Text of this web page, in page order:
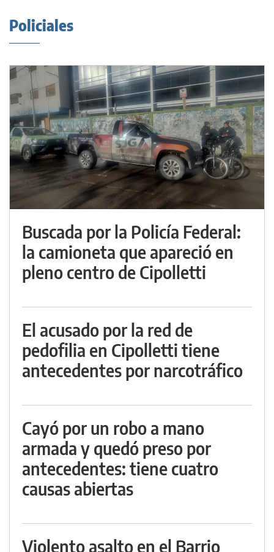
Policiales
Buscada por la Policía Federal:
la camioneta que apareció en
pleno centro de Cipolletti
El acusado por la red de
pedofilia en Cipolletti tiene
antecedentes por narcotráfico
Cayó por un robo a mano
armada y quedó preso por
antecedentes: tiene cuatro
causas abiertas
Violento asalto en el Barrio